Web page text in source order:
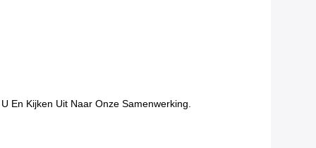
En Kijken Uit Naar Onze Samenwerking.